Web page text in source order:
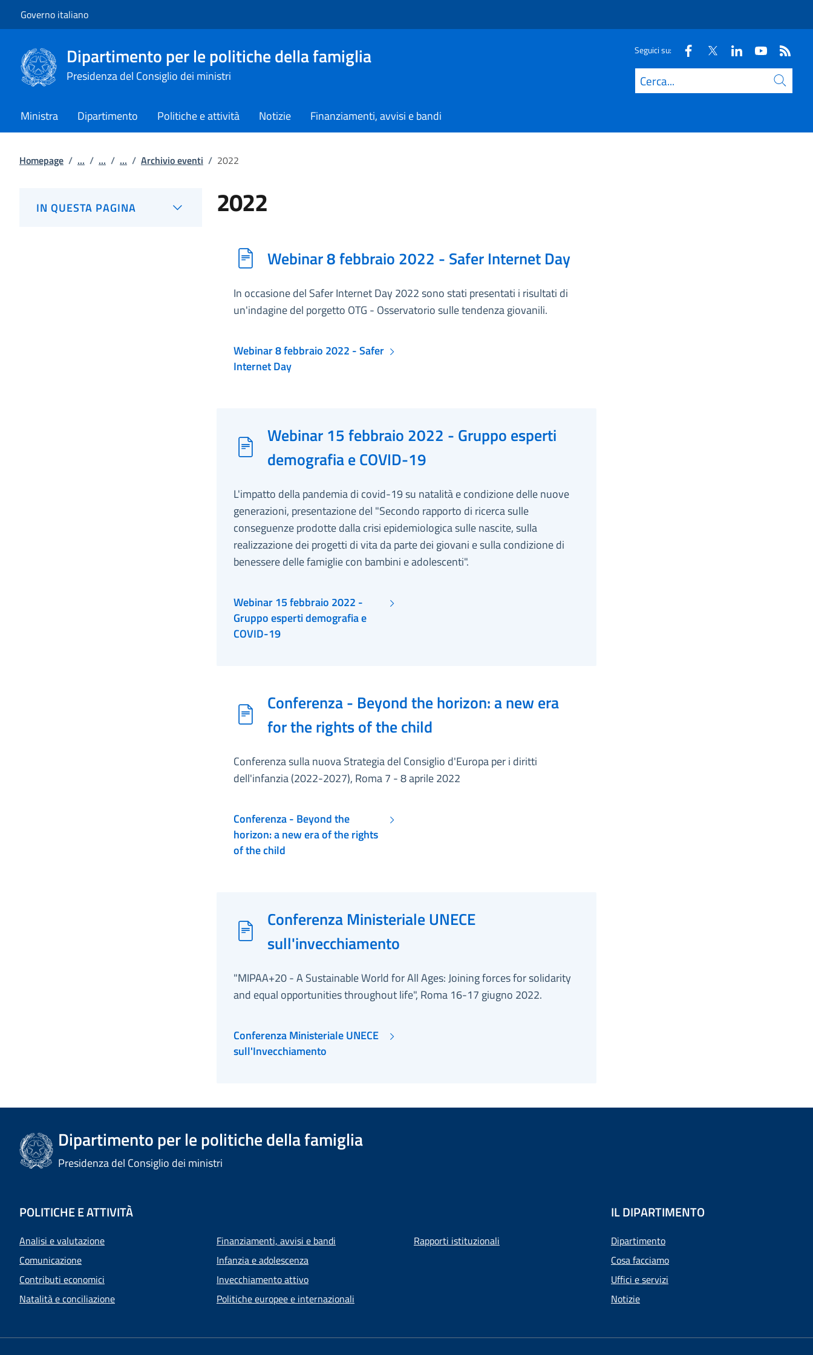
Governo italiano
Dipartimento per le politiche della famiglia
Presidenza del Consiglio dei ministri
Seguici su:
Cerca
Ministra Dipartimento Politiche e attività Notizie Finanziamenti, avvisi e bandi
Homepage / ... / ... / ... / Archivio eventi / 2022
IN QUESTA PAGINA 2022
Webinar 8 febbraio 2022 - Safer Internet Day
In occasione del Safer Internet Day 2022 sono stati presentati i risultati di
un'indagine del porgetto OTG - Osservatorio sulle tendenza giovanili.
Webinar 8 febbraio 2022 - Safer
Internet Day
Webinar 15 febbraio 2022 - Gruppo esperti
demografia e COVID-19
L'impatto della pandemia di covid-19 su natalità e condizione delle nuove
generazioni, presentazione del "Secondo rapporto di ricerca sulle
conseguenze prodotte dalla crisi epidemiologica sulle nascite, sulla
realizzazione dei progetti di vita da parte dei giovani e sulla condizione di
benessere delle famiglie con bambini e adolescenti".
Webinar 15 febbraio 2022 -
Gruppo esperti demografia e
COVID-19
Conferenza - Beyond the horizon: a new era
for the rights of the child
Conferenza sulla nuova Strategia del Consiglio d'Europa per i diritti
dell'infanzia (2022-2027), Roma 7 - 8 aprile 2022
Conferenza - Beyond the
horizon: a new era of the rights
of the child
Conferenza Ministeriale UNECE
sull'invecchiamento
"MIPAA+20 - A Sustainable World for All Ages: Joining forces for solidarity
and equal opportunities throughout life", Roma 16-17 giugno 2022.
Conferenza Ministeriale UNECE
sull'Invecchiamento
Dipartimento per le politiche della famiglia
Presidenza del Consiglio dei ministri
POLITICHE E ATTIVITÀ
Analisi e valutazione
Comunicazione
Contributi economici
Natalità e conciliazione
Finanziamenti, avvisi e bandi
Infanzia e adolescenza
Invecchiamento attivo
Politiche europee e internazionali
Rapporti istituzionali
IL DIPARTIMENTO
Dipartimento
Cosa facciamo
Uffici e servizi
Notizie